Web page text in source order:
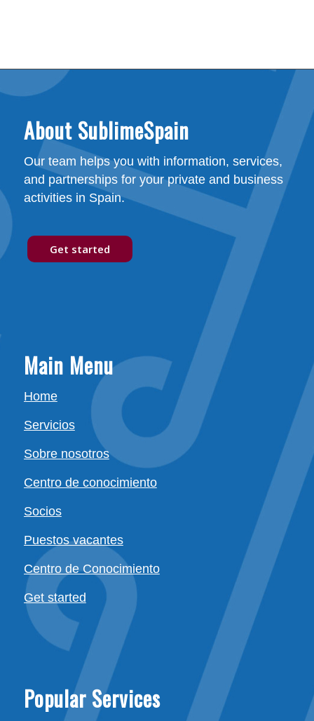
About SublimeSpain
Our team helps you with information, services,
and partnerships for your private and business
activities in Spain.
Get started
Main Menu
Home
Servicios
Sobre nosotros
Centro de conocimiento
Socios
Puestos vacantes
Centro de Conocimiento
Get started
Popular Services